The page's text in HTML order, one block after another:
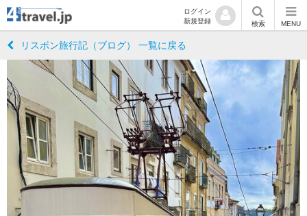
ログイン
新規登録
検索 MENU
リスボン旅行記（ブログ） 一覧に戻る